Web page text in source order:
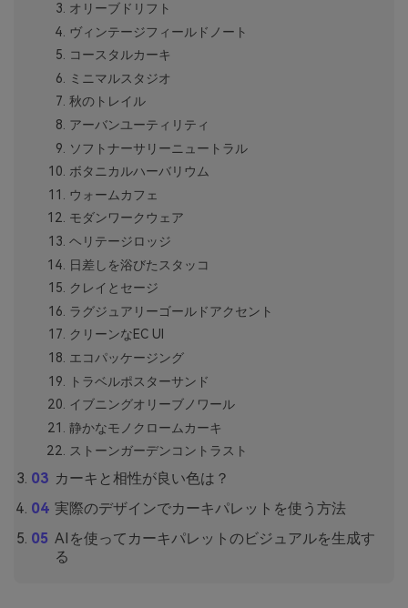
オリーブドリフト
ヴィンテージフィールドノート
コースタルカーキ
ミニマルスタジオ
秋のトレイル
アーバンユーティリティ
ソフトナーサリーニュートラル
ボタニカルハーバリウム
ウォームカフェ
モダンワークウェア
ヘリテージロッジ
日差しを浴びたスタッコ
クレイとセージ
ラグジュアリーゴールドアクセント
クリーンなEC UI
エコパッケージング
トラベルポスターサンド
イブニングオリーブノワール
静かなモノクロームカーキ
ストーンガーデンコントラスト
カーキと相性が良い色は？
実際のデザインでカーキパレットを使う方法
AIを使ってカーキパレットのビジュアルを生成す
る